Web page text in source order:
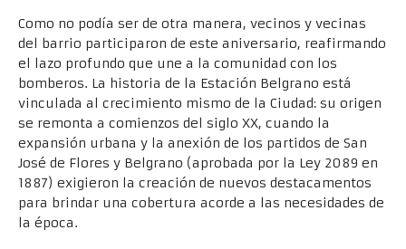
Como no podía ser de otra manera, vecinos y vecinas
del barrio participaron de este aniversario, reafirmando
el lazo profundo que une a la comunidad con los
bomberos. La historia de la Estación Belgrano está
vinculada al crecimiento mismo de la Ciudad: su origen
se remonta a comienzos del siglo XX, cuando la
expansión urbana y la anexión de los partidos de San
José de Flores y Belgrano (aprobada por la Ley 2089 en
1887) exigieron la creación de nuevos destacamentos
para brindar una cobertura acorde a las necesidades de
la época.